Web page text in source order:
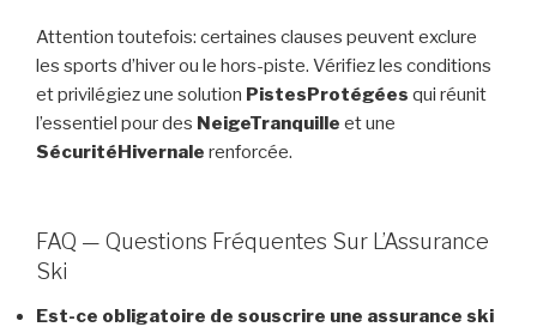
Attention toutefois: certaines clauses peuvent exclure
les sports d’hiver ou le hors-piste. Vérifiez les conditions
et privilégiez une solution PistesProtégées qui réunit
l’essentiel pour des NeigeTranquille et une
SécuritéHivernale renforcée.
FAQ — Questions Fréquentes Sur L’Assurance
Ski
Est-ce obligatoire de souscrire une assurance ski